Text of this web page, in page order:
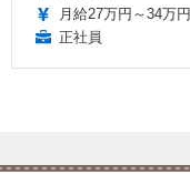
月給27万円～34万円
正社員